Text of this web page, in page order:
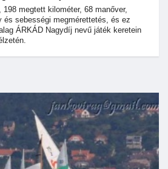
megtett kilométer, 68 manőver,
és sebességi megmérettetés, és ez
ÁRKÁD Nagydíj nevű játék keretein